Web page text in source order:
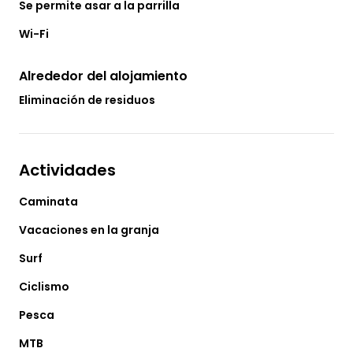
Se permite asar a la parrilla
Wi-Fi
Alrededor del alojamiento
Eliminación de residuos
Actividades
Caminata
Vacaciones en la granja
Surf
Ciclismo
Pesca
MTB